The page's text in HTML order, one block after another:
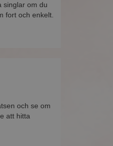
singlar om du
fort och enkelt.
och se om
att hitta